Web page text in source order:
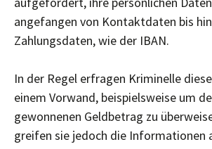
angefangen von Kontaktdaten bis
Zahlungsdaten, wie der IBAN.
In der Regel erfragen Kriminelle
einem Vorwand, beispielsweise um
gewonnenen Geldbetrag zu
greifen sie jedoch die Informationen